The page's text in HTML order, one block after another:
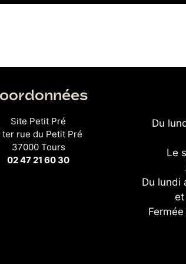
Site Petit Pré
ter rue du Petit Pré
37000 Tours
02 47 21 60 30
Du
Le
Du lundi
et